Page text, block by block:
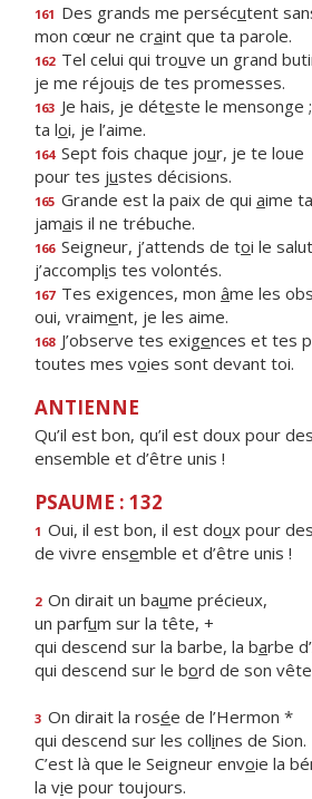
161 Des grands me persécutent
mon cœur ne craint que ta parole.
162 Tel celui qui trouve un grand
je me réjouis de tes promesses.
163 Je hais, je déteste le mensonge ;
ta loi, je l’aime.
164 Sept fois chaque jour, je te loue
pour tes justes décisions.
165 Grande est la paix de qui aime
jamais il ne trébuche.
166 Seigneur, j’attends de toi le
j’accomplis tes volontés.
167 Tes exigences, mon âme les
oui, vraiment, je les aime.
168 J’observe tes exigences et tes
toutes mes voies sont devant toi.
ANTIENNE
Qu’il est bon, qu’il est doux pour
ensemble et d’être unis !
PSAUME : 132
1 Oui, il est bon, il est doux pour
de vivre ensemble et d’être unis !
2 On dirait un baume précieux,
un parfum sur la tête, +
qui descend sur la barbe, la barbe
qui descend sur le bord de son
3 On dirait la rosée de l’Hermon *
qui descend sur les collines de Sion.
C’est là que le Seigneur envoie la
la vie pour toujours.